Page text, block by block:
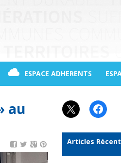
ESPACE ADHERENTS
au
X
Articles